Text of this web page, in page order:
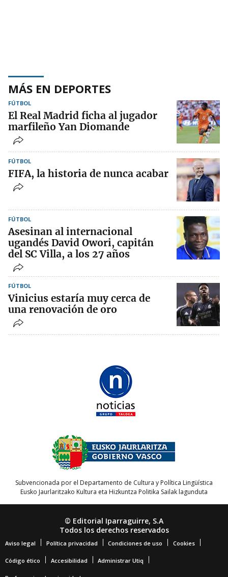
MÁS EN DEPORTES
FÚTBOL
El Real Madrid ficha al jugador
marfileño Yan Diomande
FÚTBOL
FIFA, la historia de nunca acabar
FÚTBOL
Asesinan al internacional
ugandés David Owori, capitán
del SC Villa, a los 27 años
FÚTBOL
Vinicius estaría muy cerca de
una renovación de oro
Subvencionada por el Departamento de Cultura y Política Lingüística
Eusko Jaurlaritzako Kultura eta Hizkuntza Politika Sailak lagunduta
© Editorial Iparraguirre, S.A
Todos los derechos reservados
Aviso legal Política privacidad Condiciones de uso Cookies
Código ético Accesibilidad Administrar Utiq